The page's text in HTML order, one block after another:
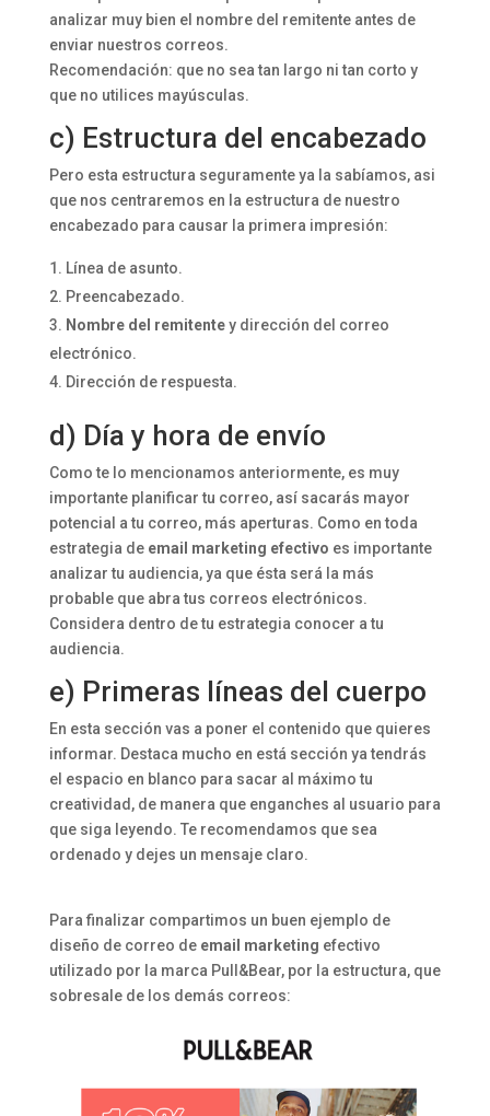
analizar muy bien el nombre del remitente antes de
enviar nuestros correos.
Recomendación: que no sea tan largo ni tan corto y
que no utilices mayúsculas.
c) Estructura del encabezado
Pero esta estructura seguramente ya la sabíamos, asi
que nos centraremos en la estructura de nuestro
encabezado para causar la primera impresión:
Línea de asunto.
Preencabezado.
Nombre del remitentey dirección del correo
electrónico.
Dirección de respuesta.
d) Día y hora de envío
Como te lo mencionamos anteriormente, es muy
importante planificar tu correo, así sacarás mayor
potencial a tu correo, más aperturas. Como en toda
estrategia de email marketing efectivo es importante
analizar tu audiencia, ya que ésta será la más
probable que abra tus correos electrónicos.
Considera dentro de tu estrategia conocer a tu
audiencia.
e) Primeras líneas del cuerpo
En esta sección vas a poner el contenido que quieres
informar. Destaca mucho en está sección ya tendrás
el espacio en blanco para sacar al máximo tu
creatividad, de manera que enganches al usuario para
que siga leyendo. Te recomendamos que sea
ordenado y dejes un mensaje claro.
Para finalizar compartimos un buen ejemplo de
diseño de correo de email marketing efectivo
utilizado por la marca Pull&Bear, por la estructura, que
sobresale de los demás correos: